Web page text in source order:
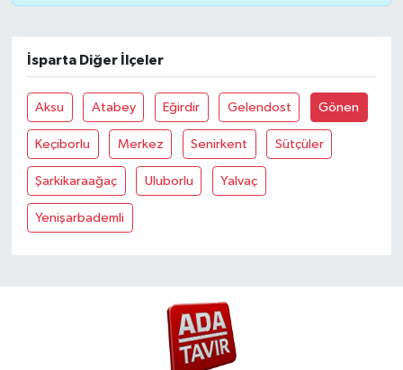
İsparta Diğer İlçeler
Aksu Atabey Eğirdir Gelendost Gönen
Keçiborlu Merkez Senirkent Sütçüler
Şarkikaraağaç Uluborlu Yalvaç
Yenişarbademli